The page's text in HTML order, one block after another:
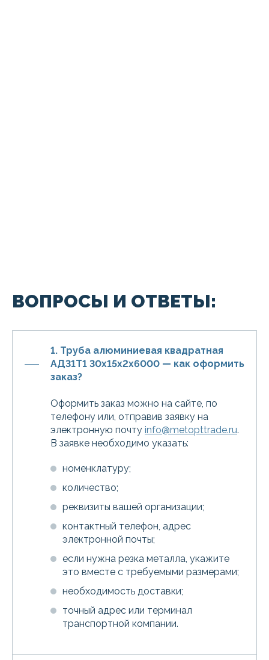
ВОПРОСЫ И ОТВЕТЫ:
1. Труба алюминиевая квадратная
АД31Т1 30х15х2х6000 — как оформить
заказ?
Оформить заказ можно на сайте, по
телефону или, отправив заявку на
электронную почту info@metopttrade.ru.
В заявке необходимо указать:
номенклатуру;
количество;
реквизиты вашей организации;
контактный телефон, адрес
электронной почты;
если нужна резка металла, укажите
это вместе с требуемыми размерами;
необходимость доставки;
точный адрес или терминал
транспортной компании.